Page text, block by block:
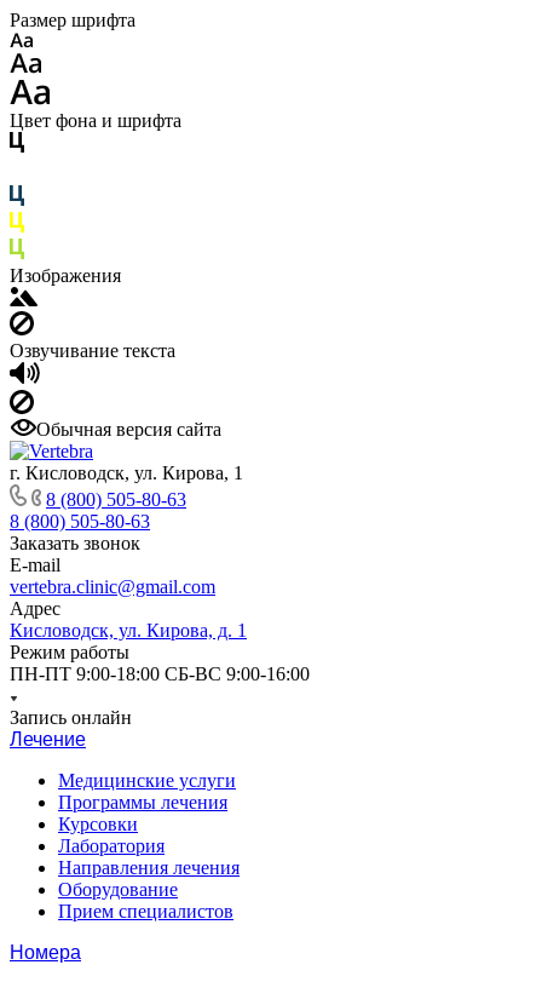
Размер шрифта
Цвет фона и шрифта
Изображения
Озвучивание текста
Обычная версия сайта
г. Кисловодск, ул. Кирова, 1
8 (800) 505-80-63
8 (800) 505-80-63
Заказать звонок
E-mail
vertebra.clinic@gmail.com
Адрес
Кисловодск, ул. Кирова, д. 1
Режим работы
ПН-ПТ 9:00-18:00 СБ-ВС 9:00-16:00
Запись онлайн
Лечение
Медицинские услуги
Программы лечения
Курсовки
Лаборатория
Направления лечения
Оборудование
Прием специалистов
Номера